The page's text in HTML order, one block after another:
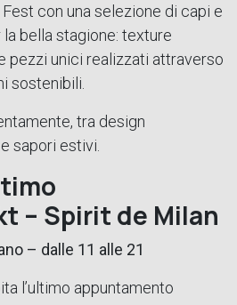
con una selezione di capi e
bella stagione: texture
pezzi unici realizzati attraverso
sostenibili.
tra design
sapori estivi.
– Spirit de Milan
– dalle 11 alle 21
l’ultimo appuntamento